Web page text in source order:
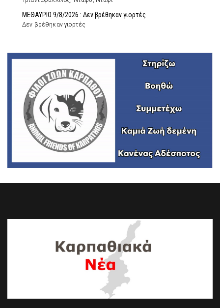
ΜΕΘΑΥΡΙΟ 9/8/2026 : Δεν βρέθηκαν γιορτές
Δεν βρέθηκαν γιορτές